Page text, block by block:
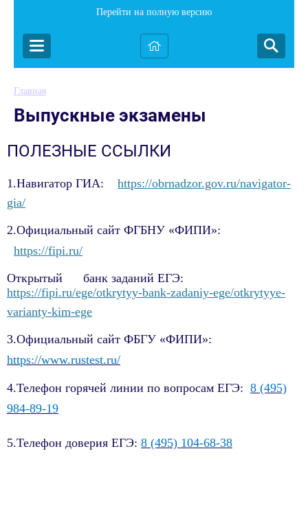
Перейти на полную версию
Главная
Выпускные экзамены
ПОЛЕЗНЫЕ ССЫЛКИ
1.Навигатор ГИА: https://obrnadzor.gov.ru/navigator-
gia/
2.Официальный сайт ФГБНУ «ФИПИ»:
https://fipi.ru/
Открытый банк заданий ЕГЭ:
https://fipi.ru/ege/otkrytyy-bank-zadaniy-ege/otkrytyye-
varianty-kim-ege
3.Официальный сайт ФБГУ «ФИПИ»:
https://www.rustest.ru/
4.Телефон горячей линии по вопросам ЕГЭ: 8 (495)
984-89-19
5.Телефон доверия ЕГЭ: 8 (495) 104-68-38